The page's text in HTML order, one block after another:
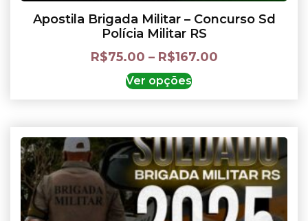
Apostila Brigada Militar – Concurso Sd
Polícia Militar RS
R$75.00 – R$167.00
Ver opções